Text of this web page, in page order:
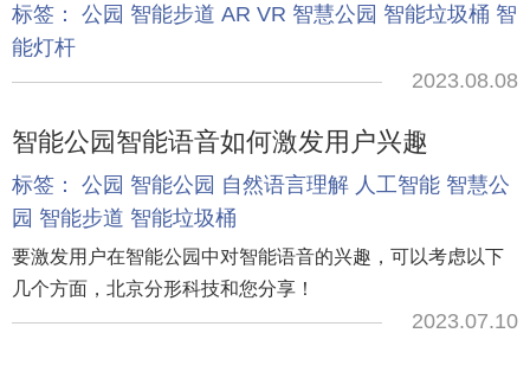
标签： 公园 智能步道 AR VR 智慧公园 智能垃圾桶 智
能灯杆
2023.08.08
智能公园智能语音如何激发用户兴趣
标签： 公园 智能公园 自然语言理解 人工智能 智慧公
园 智能步道 智能垃圾桶
要激发用户在智能公园中对智能语音的兴趣，可以考虑以下
几个方面，北京分形科技和您分享！
2023.07.10